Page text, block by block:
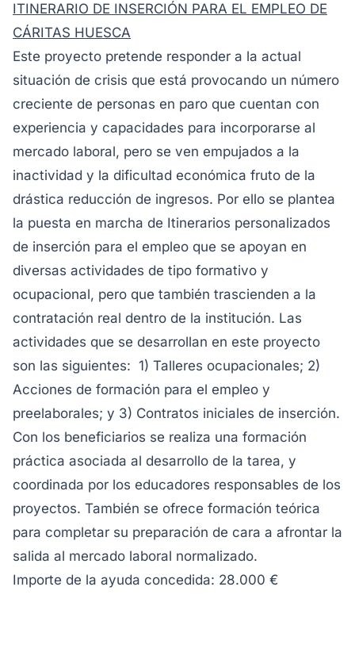
ITINERARIO DE INSERCIÓN PARA EL EMPLEO DE
CÁRITAS HUESCA
Este proyecto pretende responder a la actual
situación de crisis que está provocando un número
creciente de personas en paro que cuentan con
experiencia y capacidades para incorporarse al
mercado laboral, pero se ven empujados a la
inactividad y la dificultad económica fruto de la
drástica reducción de ingresos. Por ello se plantea
la puesta en marcha de Itinerarios personalizados
de inserción para el empleo que se apoyan en
diversas actividades de tipo formativo y
ocupacional, pero que también trascienden a la
contratación real dentro de la institución. Las
actividades que se desarrollan en este proyecto
son las siguientes: 1) Talleres ocupacionales; 2)
Acciones de formación para el empleo y
preelaborales; y 3) Contratos iniciales de inserción.
Con los beneficiarios se realiza una formación
práctica asociada al desarrollo de la tarea, y
coordinada por los educadores responsables de los
proyectos. También se ofrece formación teórica
para completar su preparación de cara a afrontar la
salida al mercado laboral normalizado.
Importe de la ayuda concedida: 28.000 €